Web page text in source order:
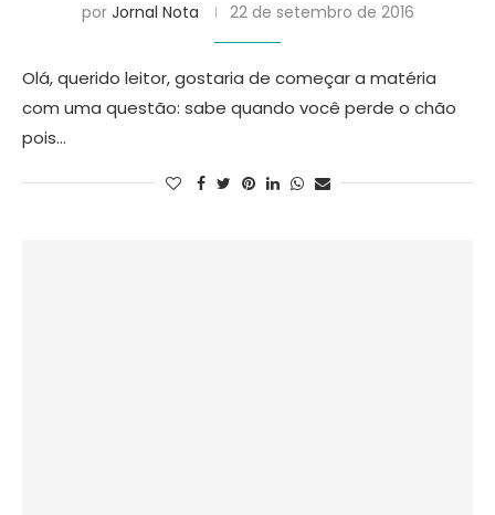
por Jornal Nota 22 de setembro de 2016
Olá, querido leitor, gostaria de começar a matéria
com uma questão: sabe quando você perde o chão
pois…